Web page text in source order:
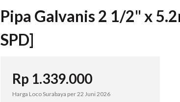
Pipa Galvanis 2 1/2" x
SPD]
Rp 1.339.000
Harga Loco Surabaya per22 Juni 2026